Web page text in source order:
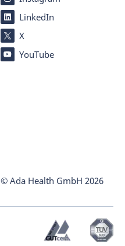
LinkedIn
X
YouTube
© Ada Health GmbH 2026